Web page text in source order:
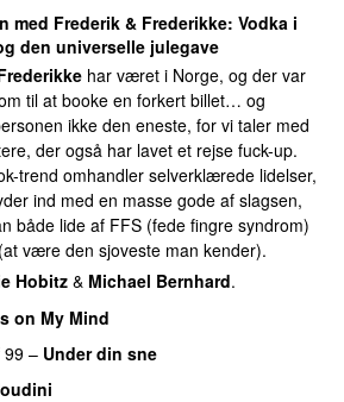
med Frederik & Frederikke: Vodka i
den universelle julegave
har været i Norge, og der var
til at booke en forkert billet… og
ikke den eneste, for vi taler med
der også har lavet et rejse fuck-up.
trend omhandler selverklærede lidelser,
ind med en masse gode af slagsen,
både lide af FFS (fede fingre syndrom)
være den sjoveste man kender).
Hobitz& Michael Bernhard.
on My Mind
99 – Under din sne